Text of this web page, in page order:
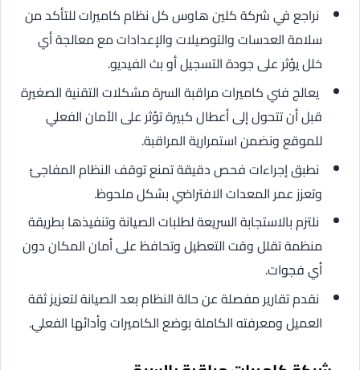
نراجع في شركة كلين هاوس كل نظام كاميرات للتأكد من
سلامة العدسات والتوصيلات والإعدادات مع معالجة أي
خلل يؤثر على جودة التسجيل أو بث الفيديو.
يعالج فني كاميرات مراقبة السرة مشكلات التقنية الصغيرة
قبل أن تتحول إلى أعطال كبيرة تؤثر على الأمان الفعلي
للموقع ونضمن استمرارية المراقبة.
نطبق إجراءات فحص دقيقة تمنع توقف النظام المفاجئ
وتعزز عمر المعدات الافتراضي بشكل ملحوظ.
نلتزم بالاستجابة السريعة لطلبات الصيانة وتنفيذها بطريقة
منظمة تقلل وقت التعطيل وتحافظ على أمان المكان دون
أي فجوات.
نقدم تقارير مفصلة عن حالة النظام بعد الصيانة لتعزيز ثقة
العميل ومعرفته الكاملة بوضع الكاميرات وأدائها الفعلي.